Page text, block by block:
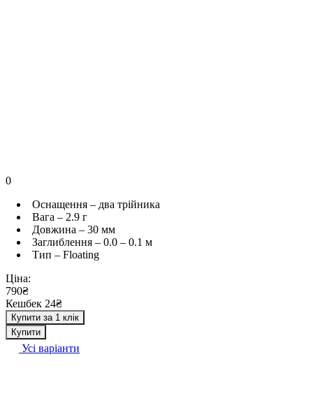
0
Оснащення – два трійника
Вага – 2.9 г
Довжина – 30 мм
Заглиблення – 0.0 – 0.1 м
Тип – Floating
Ціна:
790₴
Кешбек 24₴
Купити за 1 клік
Купити
Усі варіанти